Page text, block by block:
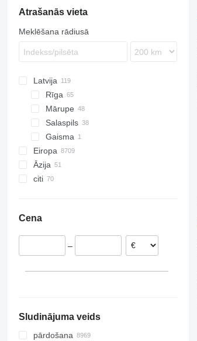
Transit
S-Way
Trakker
X-Way
Proway
TGL
TGS
TGX
Citaro
Intouro
LK
O-series
S-Class
Sprinter
Tourismo
Travego
Vario
Vito
Magnum
Mascott
Master
Midliner
Midlum
Premium
T-series
Trafic
Zoe
P-series
S-series
T-series
LT
Polo
Transporter
9700
A-series
B-series
FH
FL
FM
FMX
N-series
VNL
XC
Atrašanās vieta
Meklēšana rādiusā
Latvija
Rīga
Mārupe
Salaspils
Gaisma
Eiropa
Polija
Spānija
Āzija
citi
Cena
–
Sludinājuma veids
pārdošana